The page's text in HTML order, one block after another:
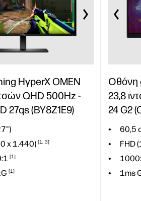
HyperX OMEN
QHD 500Hz -
27qs (BY8Z1E9)
x1.440) 1 3
1
1
Οθόνη
23,8
24 G2
60,5
FHD
1ms